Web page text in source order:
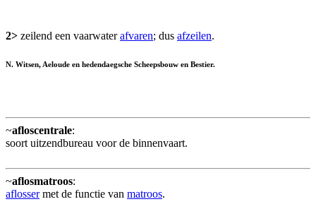
2> zeilend een vaarwaterafvaren; dus afzeilen.
N. Witsen, Aeloude en hedendaegsche Scheepsbouw en Bestier.
~afloscentrale:
soort uitzendbureau voor de binnenvaart.
~aflosmatroos:
aflossermet de functie van matroos.